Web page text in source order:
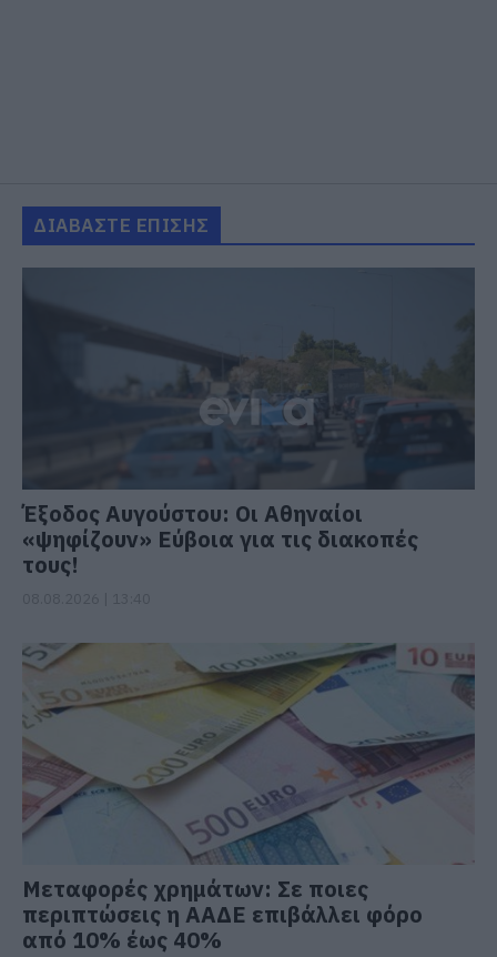
ΔΙΑΒΑΣΤΕ ΕΠΙΣΗΣ
Έξοδος Αυγούστου: Οι Αθηναίοι
«ψηφίζουν» Εύβοια για τις διακοπές
τους!
Μεταφορές χρημάτων: Σε ποιες
περιπτώσεις η ΑΑΔΕ επιβάλλει φόρο
από 10% έως 40%